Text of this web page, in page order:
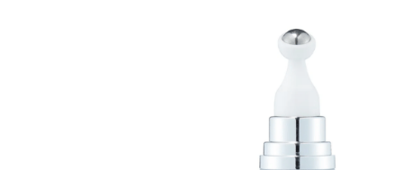
Околоочна грижа
Карти за Подарък